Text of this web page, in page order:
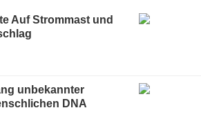
Auf Strommast und
unbekannter
DNA